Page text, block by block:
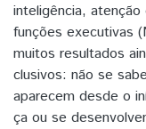
inteligência,
funções executivas
muitos resultados
clusivos: não se
aparecem desde o
ça ou se